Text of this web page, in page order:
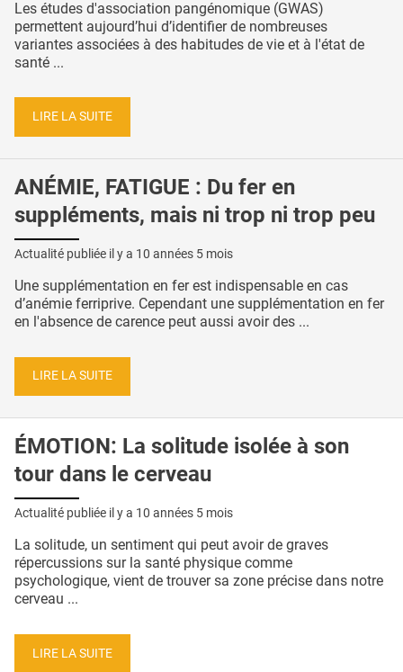
Les études d'association pangénomique (GWAS)
permettent aujourd’hui d’identifier de nombreuses
variantes associées à des habitudes de vie et à l'état de
santé ...
LIRE LA SUITE
ANÉMIE, FATIGUE : Du fer en
suppléments, mais ni trop ni trop peu
Actualité publiée il y a 10 années 5 mois
Une supplémentation en fer est indispensable en cas
d’anémie ferriprive. Cependant une supplémentation en fer
en l'absence de carence peut aussi avoir des ...
LIRE LA SUITE
ÉMOTION: La solitude isolée à son
tour dans le cerveau
Actualité publiée il y a 10 années 5 mois
La solitude, un sentiment qui peut avoir de graves
répercussions sur la santé physique comme
psychologique, vient de trouver sa zone précise dans notre
cerveau ...
LIRE LA SUITE